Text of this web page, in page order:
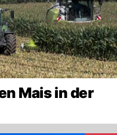
Mais in der